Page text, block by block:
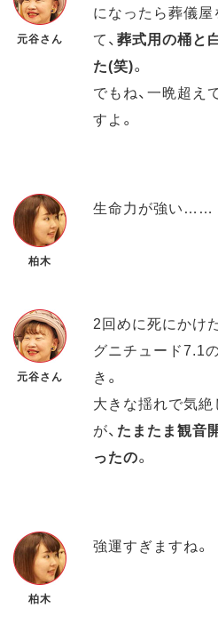
元谷さん
になったら葬儀屋
て、葬式用の桶と
た(笑)。
でもね、一晩超え
すよ。
柏木
生命力が強い……
元谷さん
2回めに死にかけ
グニチュード7.1
き。
大きな揺れで気
が、 たまたま観音
ったの。
柏木
強運すぎますね。